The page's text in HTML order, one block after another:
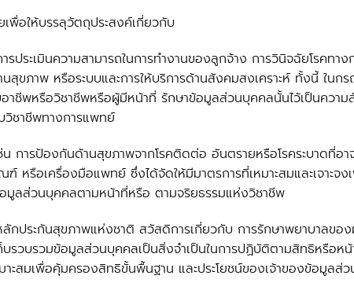
พื่อให้บรรลุวัตถุประสงค์เกี่ยวกับ
ประเมินความสามารถในการทำงานของลูกจ้าง การวินิจฉัยโรคท
ขภาพ หรือระบบและการให้บริการด้านสังคมสงเคราะห์ ทั้งนี้ ใน
าชีพหรือวิชาชีพหรือผู้มีหน้าที่ รักษาข้อมูลส่วนบุคคลนั้นไว้เป็นคว
วิชาชีพทางการแพทย์
การป้องกันด้านสุขภาพจากโรคติดต่อ อันตรายหรือโรคระบาดที่อ
รือเครื่องมือแพทย์ ซึ่งได้จัดให้มีมาตรการที่เหมาะสมและเจาะจ
มูลส่วนบุคคลตามหน้าที่หรือ ตามจริยธรรมแห่งวิชาชีพ
กประกันสุขภาพแห่งชาติ สวัสดิการเกี่ยวกับ การรักษาพยาบาลข
รวบรวมข้อมูลส่วนบุคคลเป็นสิ่งจำเป็นในการปฏิบัติตามสิทธิหรือ
ะสมเพื่อคุ้มครองสิทธิขั้นพื้นฐาน และประโยชน์ของเจ้าของข้อมูลส่